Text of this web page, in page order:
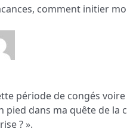
comment initier
période de congés
pied dans ma quête de
? ».